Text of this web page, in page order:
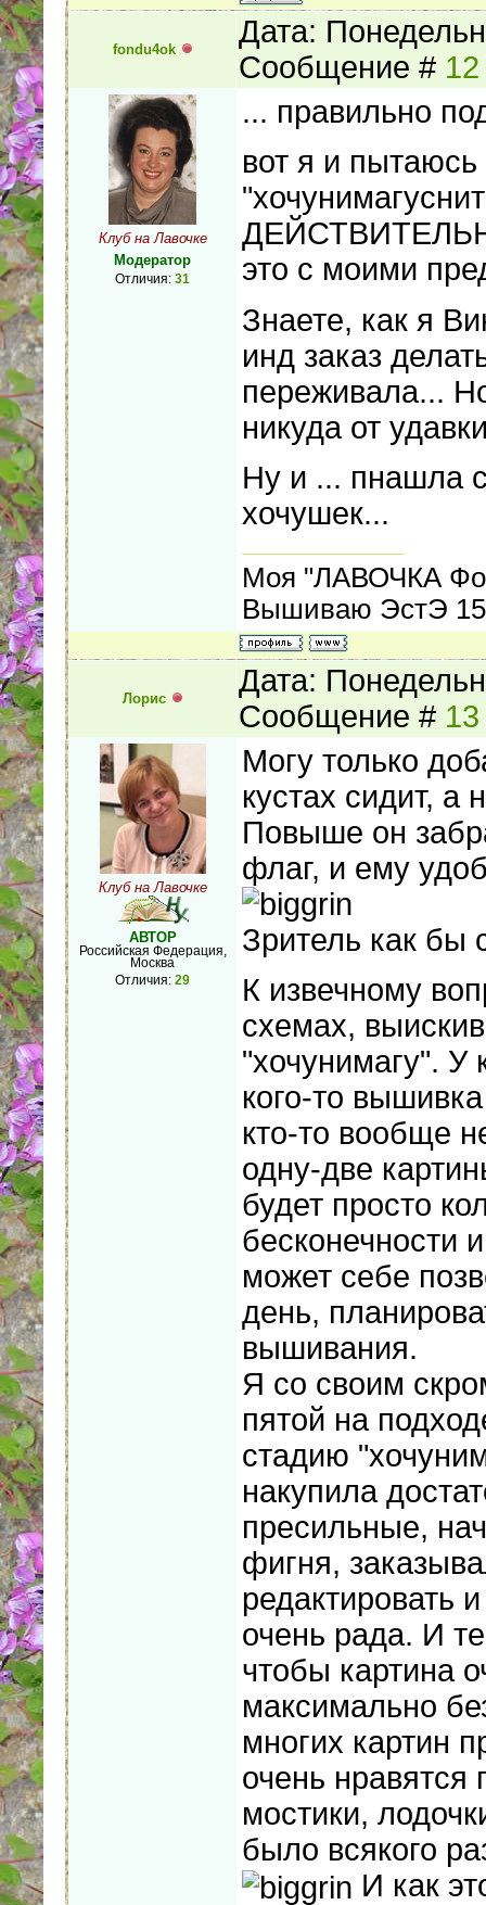
fondu4ok
Дата:
Сообщение # 12
Клуб на Лавочке
Модератор
Отличия: 31
... правильно
вот я и
это с моими
Знаете, как я
инд заказ
переживала...
никуда от
Ну и ... пнашла
хочушек...
Моя "ЛАВОЧКА
Вышиваю ЭстЭ
Лорис
Дата:
Сообщение # 13
Клуб на Лавочке
АВТОР
Российская Федерация,
Москва
Отличия: 29
Могу только
кустах сидит, а
Повыше он
флаг, и ему
Зритель как бы
К извечному
схемах,
"хочунимагу". У
кого-то
кто-то вообще
одну-две
будет просто
бесконечности
может себе
день,
вышивания.
Я со своим
пятой на
стадию
накупила
пресильные,
фигня,
редактировать
очень рада. И
чтобы картина
максимально
многих картин
очень нравятся
мостики,
было всякого
И как